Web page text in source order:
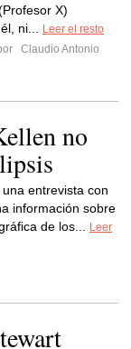
X)
ni...
Leer el resto
Claudio Antonio
no
una entrevista con
información sobre
de los...
Leer